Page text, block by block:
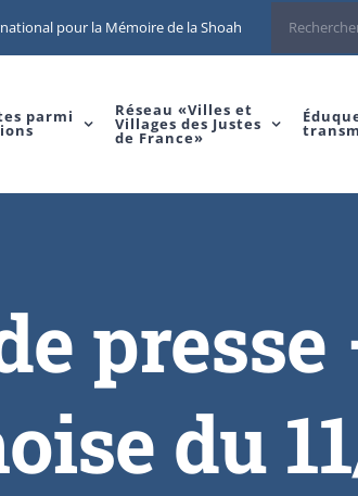
pour la Mémoire de la Shoah
parmi Réseau «Villes et
Villages des Justes
de France»
presse
du